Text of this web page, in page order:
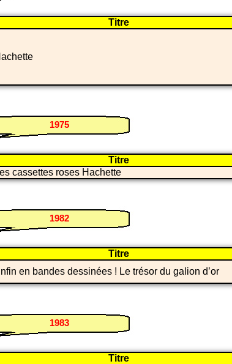
Titre
1975
Titre
cassettes roses Hachette
1982
Titre
en bandes dessinées ! Le trésor du galion d’or
1983
Titre